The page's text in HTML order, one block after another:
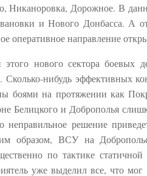
Никаноровка, Дорожное. В
и Нового Донбасса. А
оперативное направление
нового сектора боевых
Сколько-нибудь эффективных
боями на протяжении как
Белицкого и Доброполья
неправильное решение
образом, ВСУ на
по тактике
уже выделил все, что